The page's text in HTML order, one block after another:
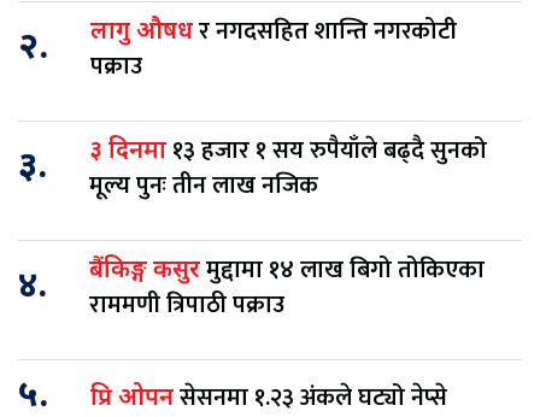
२. लागु औषधर नगदसहित शान्ति नगरकोटी
पक्राउ
३. ३ दिनमा १३ हजार १ सय रुपैयाँले बढ्दै सुनको
मूल्य पुनः तीन लाख नजिक
४. बैंकिङ्ग कसुरमुद्दामा १४ लाख बिगो तोकिएका
राममणी त्रिपाठी पक्राउ
५. प्रि ओपनसेसनमा १.२३ अंकले घट्यो नेप्से